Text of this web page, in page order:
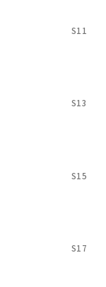
S11
S13
S15
S17